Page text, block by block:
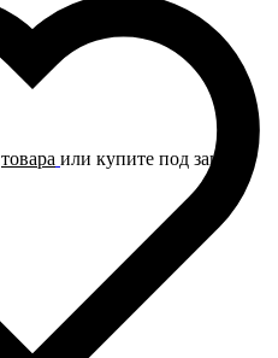
товара или купите под заказ!